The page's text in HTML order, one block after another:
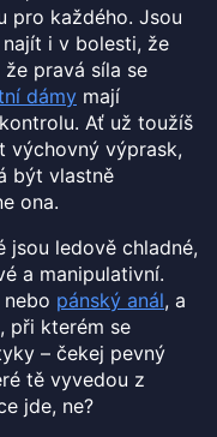
pro každého. Jsou
i v bolesti, že
pravá síla se
dámy mají
Ať už toužíš
výchovný výprask,
být vlastně
ona.
jsou ledově chladné,
a manipulativní.
nebo pánský anál, a
při kterém se
– čekej pevný
tě vyvedou z
jde, ne?